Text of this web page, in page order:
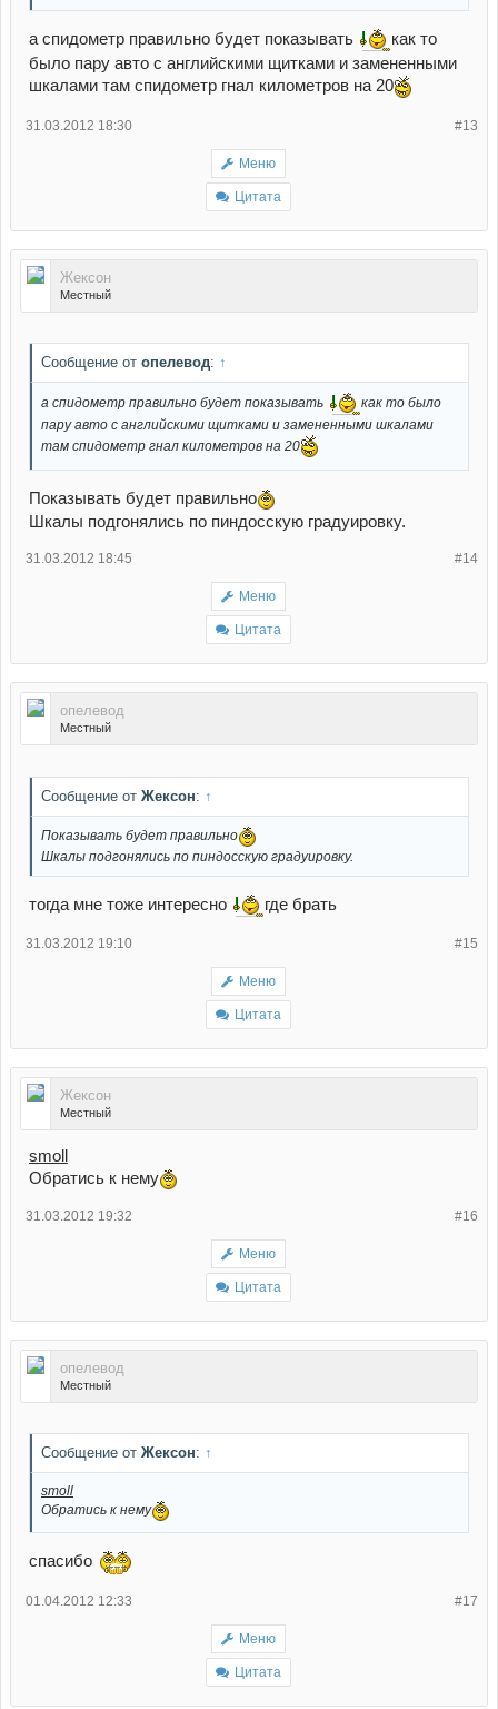
а спидометр правильно будет показывать
как то
было пару авто с английскими щитками и замененными
шкалами там спидометр гнал километров на 20
#13
31.03.2012 18:30
Меню
Цитата
Жексон
Местный
Сообщение от опелевод: ↑
а спидометр правильно будет показывать
как то было
пару авто с английскими щитками и замененными шкалами
там спидометр гнал километров на 20
Показывать будет правильно
Шкалы подгонялись по пиндосскую градуировку.
#14
31.03.2012 18:45
Меню
Цитата
опелевод
Местный
Сообщение от Жексон: ↑
Показывать будет правильно
Шкалы подгонялись по пиндосскую градуировку.
тогда мне тоже интересно где брать
#15
31.03.2012 19:10
Меню
Цитата
Жексон
Местный
smoll
Обратись к нему
#16
31.03.2012 19:32
Меню
Цитата
опелевод
Местный
Сообщение от Жексон: ↑
smoll
Обратись к нему
спасибо
#17
01.04.2012 12:33
Меню
Цитата